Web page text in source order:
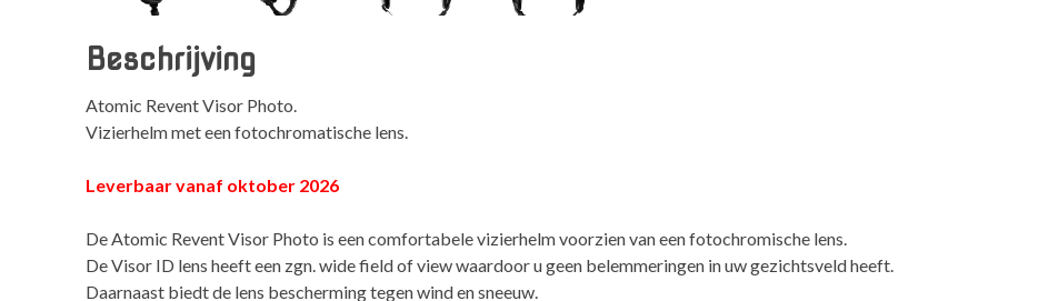
Beschrijving
Atomic Revent Visor Photo.
Vizierhelm met een fotochromatische lens.
Leverbaar vanaf oktober 2026
De Atomic Revent Visor Photo is een comfortabele vizierhelm voorzien van een fotochromische lens.
De Visor ID lens heeft een zgn. wide field of view waardoor u geen belemmeringen in uw gezichtsveld heeft.
Daarnaast biedt de lens bescherming tegen wind en sneeuw.